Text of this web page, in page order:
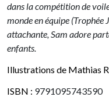
dans la compétition de
monde en équipe (Trophée
attachante, Sam adore
enfants.
Illustrations de Mathias
ISBN : 9791095743590